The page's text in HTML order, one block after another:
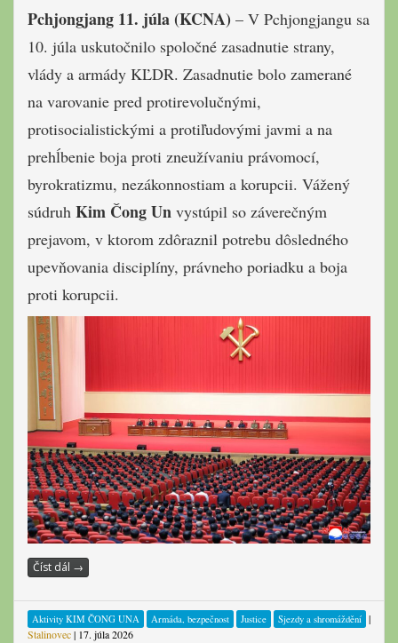
Pchjongjang 11. júla (KCNA) – V Pchjongjangu sa
10. júla uskutočnilo spoločné zasadnutie strany,
vlády a armády KĽDR. Zasadnutie bolo zamerané
na varovanie pred protirevolučnými,
protisocialistickými a protiľudovými javmi a na
prehĺbenie boja proti zneužívaniu právomocí,
byrokratizmu, nezákonnostiam a korupcii. Vážený
súdruh Kim Čong Un vystúpil so záverečným
prejavom, v ktorom zdôraznil potrebu dôsledného
upevňovania disciplíny, právneho poriadku a boja
proti korupcii.
Číst dál →
Aktivity KIM ČONG UNA Armáda, bezpečnost Justice Sjezdy a shromáždění |
Stalinovec| 17. júla 2026